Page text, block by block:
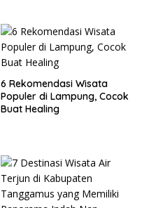
6 Rekomendasi Wisata
Populer di Lampung, Cocok
Buat Healing